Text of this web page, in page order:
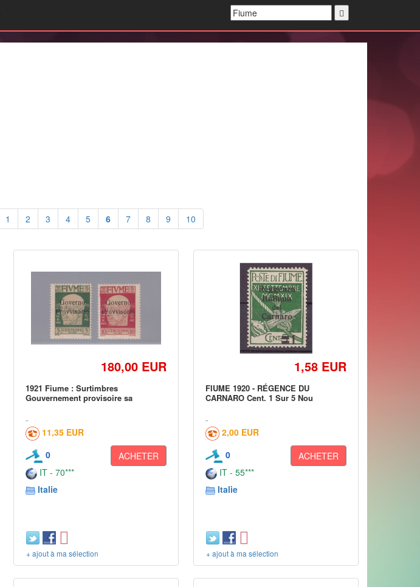
1 2 3 4 5 6 7 8 9 10
180,00 EUR
1921 Fiume : Surtimbres
Gouvernement provisoire sa
11,35 EUR
0
ACHETER
IT - 70***
Italie
+ ajout à ma sélection
1,58 EUR
FIUME 1920 - RÉGENCE DU
CARNARO Cent. 1 Sur 5 Nou
2,00 EUR
0
ACHETER
IT - 55***
Italie
+ ajout à ma sélection